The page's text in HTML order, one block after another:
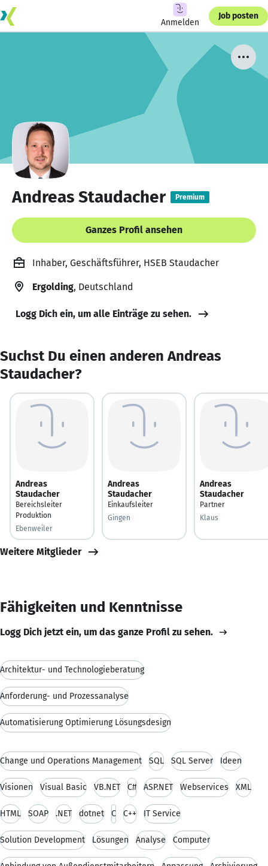
Anmelden
Job posten
Andreas Staudacher Premium
Ganzes Profil ansehen
Inhaber, Geschäftsführer, HSEB Staudacher
Ergolding, Deutschland
Logg Dich ein, um alle Einträge zu sehen.
Suchst Du einen anderen Andreas
Staudacher?
Andreas
Staudacher
Bereichsleiter
Produktion
Ebenweiler
Andreas
Staudacher
Einkaufsleiter
Gingen
Andreas
Staudacher
Partner
Klaus
Weitere Mitglieder
Fähigkeiten und Kenntnisse
Logg Dich jetzt ein, um das ganze Profil zu sehen.
Architektur- und Technologieberatung
Anforderung- und Prozessanalyse
Automatisierung Optimierung Lösungsdesign
Change und Operations Management SQL SQL Server Ideen
Visionen Visual Basic VB.NET C# ASP.NET Webservices XML
HTML SOAP .NET dotnet C C++ IT Service
Solution Development Lösungen Analyse Computer